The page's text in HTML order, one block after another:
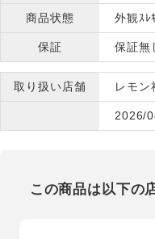
商品状態 外観ｽﾚ
保証 保証無
取り扱い店舗 レモン
2026/
この商品は以下の